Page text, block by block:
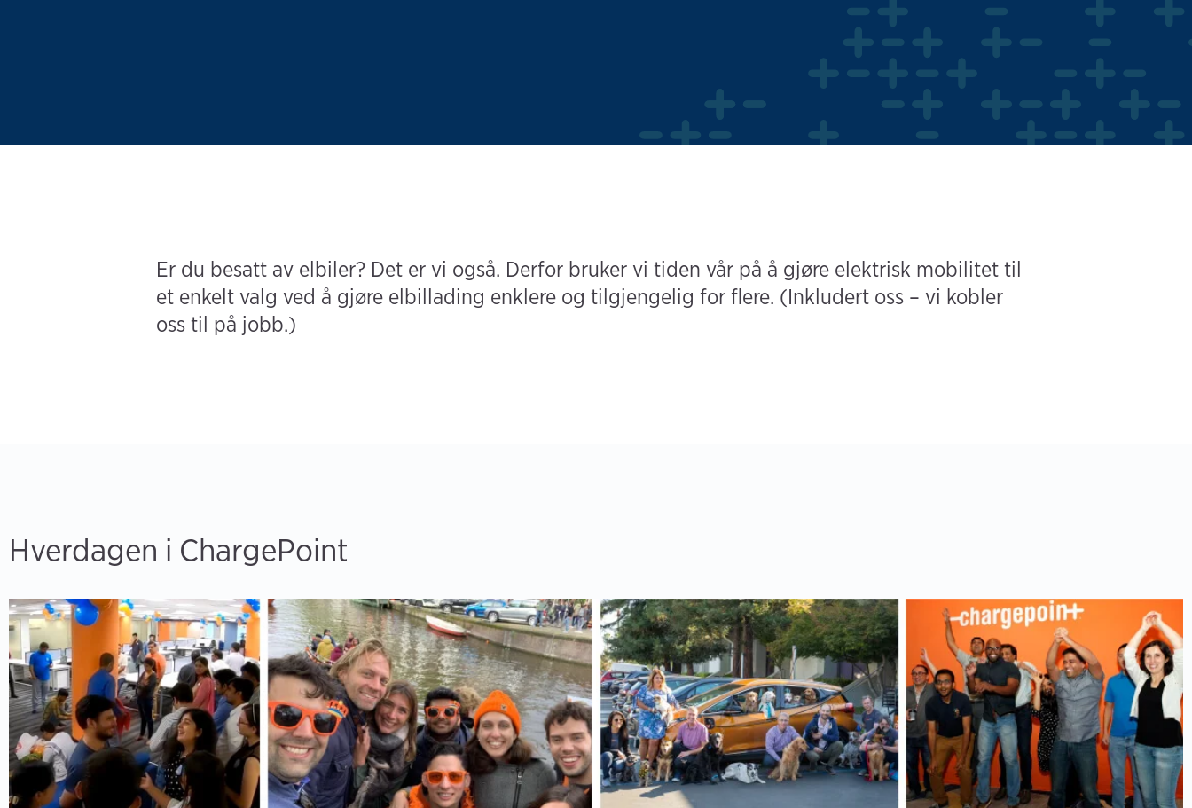
Er du besatt av elbiler? Det er vi også. Derfor bruker vi tiden vår på å gjøre elektrisk mobilitet til
et enkelt valg ved å gjøre elbillading enklere og tilgjengelig for flere. (Inkludert oss – vi kobler
oss til på jobb.)
Hverdagen i ChargePoint